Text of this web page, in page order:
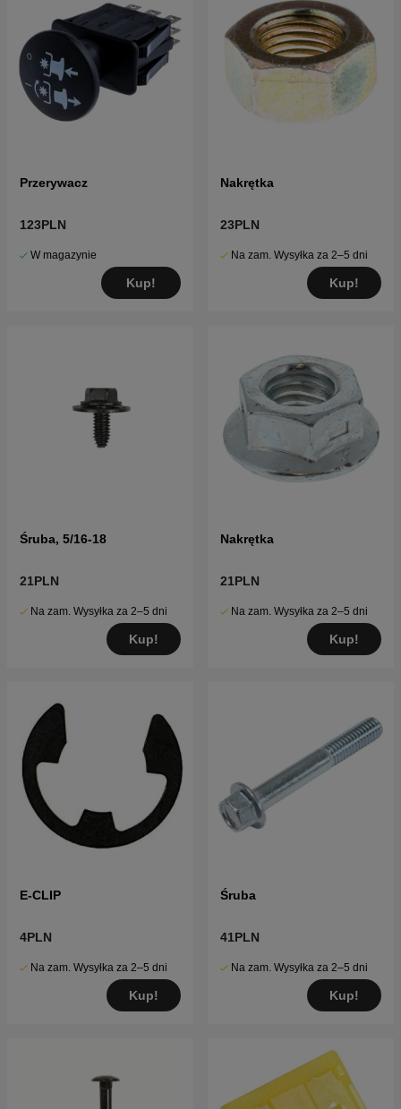
Przerywacz
123PLN
W magazynie
Kup!
Nakrętka
23PLN
Na zam. Wysyłka za 2–5 dni
Kup!
Śruba, 5/16-18
21PLN
Na zam. Wysyłka za 2–5 dni
Kup!
Nakrętka
21PLN
Na zam. Wysyłka za 2–5 dni
Kup!
E-CLIP
4PLN
Na zam. Wysyłka za 2–5 dni
Kup!
Śruba
41PLN
Na zam. Wysyłka za 2–5 dni
Kup!